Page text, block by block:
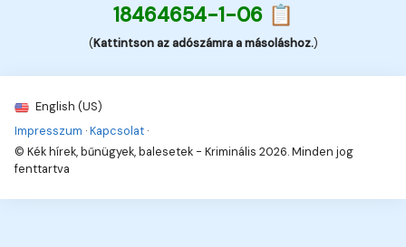
18464654-1-06 📋
(Kattintson az adószámra a másoláshoz.)
English (US)
Impresszum ·Kapcsolat ·
© Kék hírek, bűnügyek, balesetek - Kriminális 2026. Minden jog
fenttartva